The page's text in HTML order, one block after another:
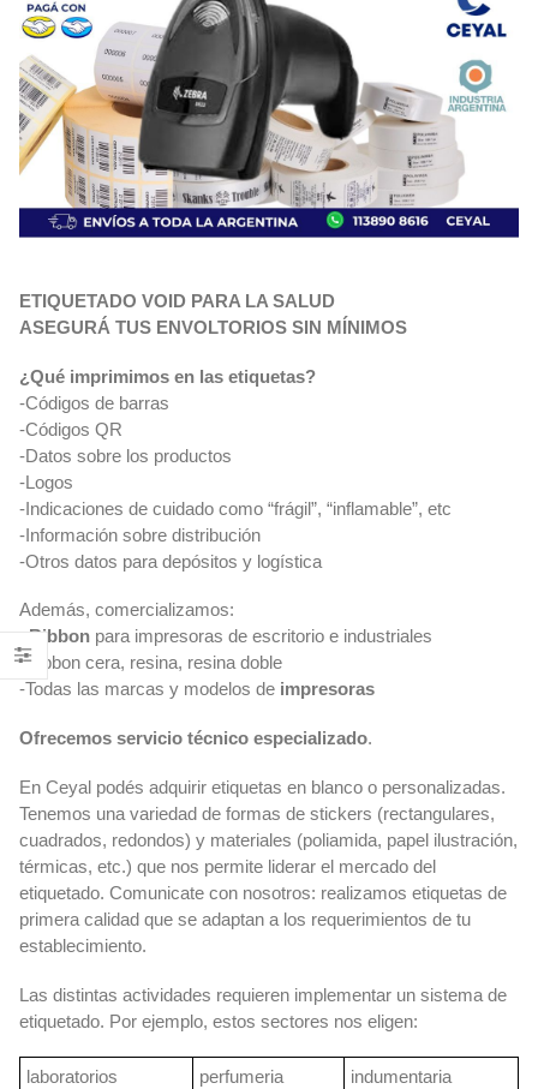
ETIQUETADO VOID PARA LA SALUD
ASEGURÁ TUS ENVOLTORIOS SIN MÍNIMOS
¿Qué imprimimos en las etiquetas?
-Códigos de barras
-Códigos QR
-Datos sobre los productos
-Logos
-Indicaciones de cuidado como “frágil”, “inflamable”, etc
-Información sobre distribución
-Otros datos para depósitos y logística
Además, comercializamos:
Ribbon para impresoras de escritorio e industriales
-Ribbon cera, resina, resina doble
-Todas las marcas y modelos de impresoras
Ofrecemos servicio técnico especializado.
En Ceyal podés adquirir etiquetas en blanco o personalizadas.
Tenemos una variedad de formas de stickers (rectangulares,
cuadrados, redondos) y materiales (poliamida, papel ilustración,
térmicas, etc.) que nos permite liderar el mercado del
etiquetado. Comunicate con nosotros: realizamos etiquetas de
primera calidad que se adaptan a los requerimientos de tu
establecimiento.
Las distintas actividades requieren implementar un sistema de
etiquetado. Por ejemplo, estos sectores nos eligen:
laboratorios perfumeria
indumentaria